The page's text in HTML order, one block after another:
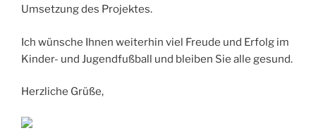
Umsetzung des Projektes.
Ich wünsche Ihnen weiterhin viel Freude und Erfolg im
Kinder- und Jugendfußball und bleiben Sie alle gesund.
Herzliche Grüße,